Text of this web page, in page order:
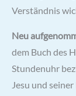
Verständnis
Neu
dem Buch des
Stundenuhr
Jesu und